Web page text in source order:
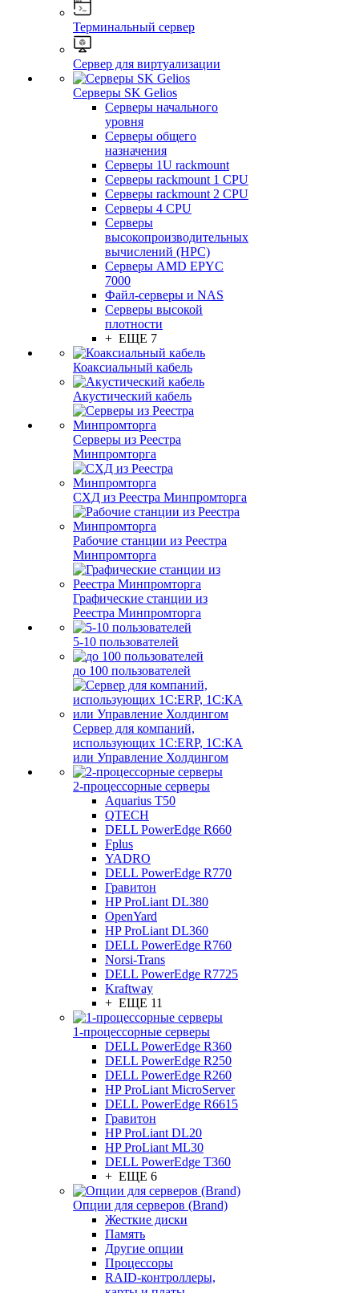
Терминальный сервер
Сервер для виртуализации
Серверы SK Gelios
Серверы начального
уровня
Серверы общего
назначения
Серверы 1U rackmount
Серверы rackmount 1 CPU
Серверы rackmount 2 CPU
Серверы 4 CPU
Серверы
высокопроизводительных
вычислений (HPC)
Серверы AMD EPYC
7000
Файл-серверы и NAS
Серверы высокой
плотности
+ ЕЩЕ 7
Коаксиальный кабель
Акустический кабель
Серверы из Реестра
Минпромторга
СХД из Реестра Минпромторга
Рабочие станции из Реестра
Минпромторга
Графические станции из
Реестра Минпромторга
5-10 пользователей
до 100 пользователей
Сервер для компаний,
использующих 1C:ERP, 1С:КА
или Управление Холдингом
2-процессорные серверы
Aquarius T50
QTECH
DELL PowerEdge R660
Fplus
YADRO
DELL PowerEdge R770
Гравитон
HP ProLiant DL380
OpenYard
HP ProLiant DL360
DELL PowerEdge R760
Norsi-Trans
DELL PowerEdge R7725
Kraftway
+ ЕЩЕ 11
1-процессорные серверы
DELL PowerEdge R360
DELL PowerEdge R250
DELL PowerEdge R260
HP ProLiant MicroServer
DELL PowerEdge R6615
Гравитон
HP ProLiant DL20
HP ProLiant ML30
DELL PowerEdge T360
+ ЕЩЕ 6
Опции для серверов (Brand)
Жесткие диски
Память
Другие опции
Процессоры
RAID-контроллеры,